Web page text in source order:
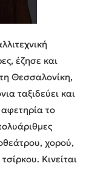
έζησε και
Θεσσαλονίκη,
ταξιδεύει και
το
χορού,
Κινείται